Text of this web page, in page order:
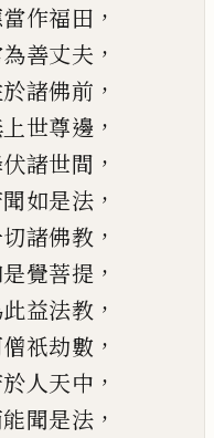
當作福田 ，
善丈夫 ，
諸佛前 ，
世尊邊 ，
諸世間 ，
如是法 ，
諸佛教 ，
覺菩提 ，
益法教 ，
祇劫數 ，
人天中 ，
聞是法 ，